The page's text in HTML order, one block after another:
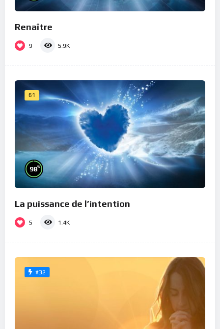
Renaître
9 5.9K
61
98%
La puissance de l’intention
5 1.4K
#32